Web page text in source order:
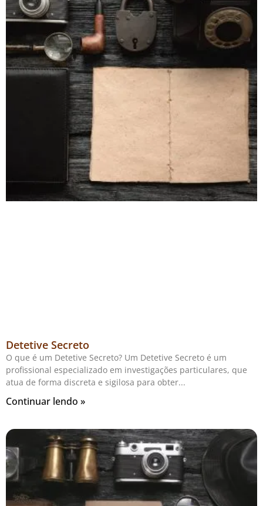
Detetive Secreto
O que é um Detetive Secreto? Um Detetive Secreto é um
profissional especializado em investigações particulares, que
atua de forma discreta e sigilosa para obter
Continuar lendo »